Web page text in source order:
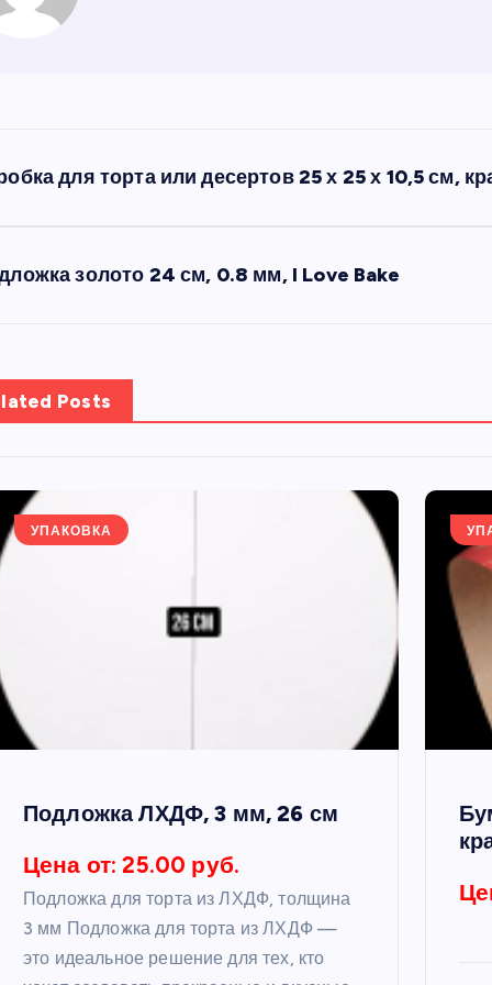
для торта или десертов 25 х 25 х 10,5 см,
золото 24 см, 0.8 мм, I Love Bake
Posts
УПАКОВКА
Подложка ЛХДФ, 3 мм, 26 см
Цена от: 25.00 руб.
Подложка для торта из ЛХДФ, толщина
3 мм Подложка для торта из ЛХДФ —
это идеальное решение для тех, кто